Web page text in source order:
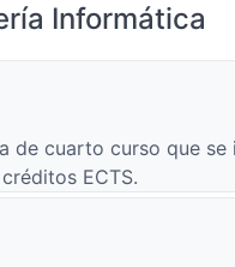
Informática
de cuarto curso que se
ECTS.